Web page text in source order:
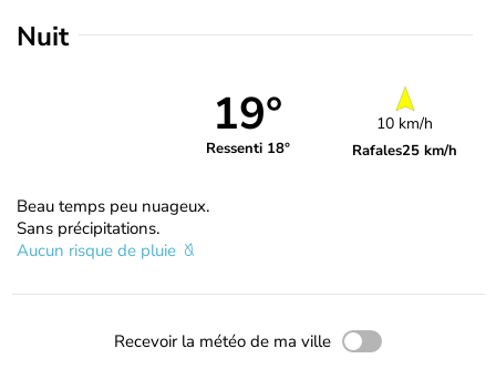
Nuit
19°
Ressenti 18°
10 km/h
Rafales25 km/h
Beau temps peu nuageux.
Sans précipitations.
Aucun risque de pluie
Recevoir la météo de ma ville